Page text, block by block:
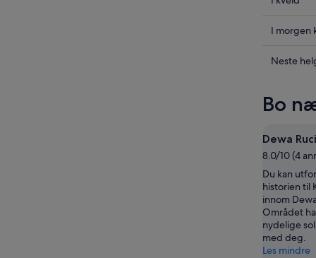
i
for
8.
-
9.
aug.
Sjekk
i
i
kveld,
9.
aug.
-
10.
aug.
I morgen
Sjekk
Tuban
neste
helg,
aug.
-
16.
aug.
Neste
Bo
Dewa
8.0/10 (4
Du kan
historien til
innom
Området
nydelige
med deg.
Les mindre